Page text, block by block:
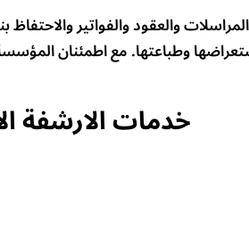
والعقود والفواتير
وطباعتها. مع اطمئنان
خدمات الارشفة